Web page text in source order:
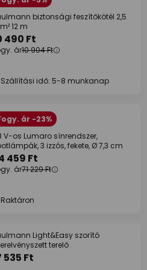
biztonsági feszítőkötél 2,5
12 m
490 Ft
ár10 904 Ft
Szállítási idő: 5-8 munkanap
ár -23%
V-os Lumaro sínrendszer,
3 izzós, fekete, Ø 7,3 cm
459 Ft
ár71 229 Ft
Raktáron
Light&Easy szorító
terelő
535 Ft